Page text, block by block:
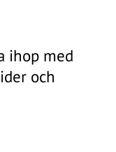
ihop med
och